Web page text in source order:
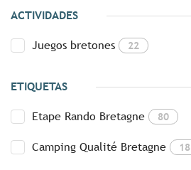
ACTIVIDADES
Juegos bretones 22
ETIQUETAS
Etape Rando Bretagne 80
Camping Qualité Bretagne 18